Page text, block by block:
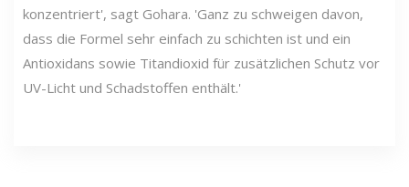
konzentriert', sagt Gohara. 'Ganz zu schweigen davon,
dass die Formel sehr einfach zu schichten ist und ein
Antioxidans sowie Titandioxid für zusätzlichen Schutz vor
UV-Licht und Schadstoffen enthält.'